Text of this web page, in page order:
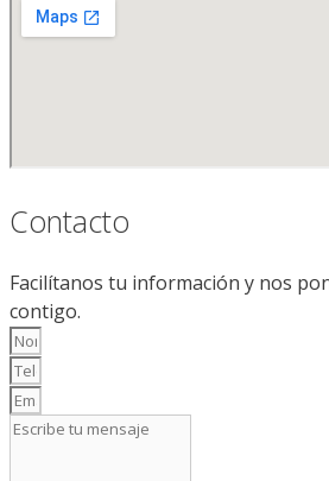
Contacto
Facilítanos tu información y nos
contigo.